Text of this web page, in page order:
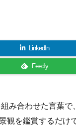
LinkedIn
Feedly
み合わせた言葉で
観を鑑賞するだけ